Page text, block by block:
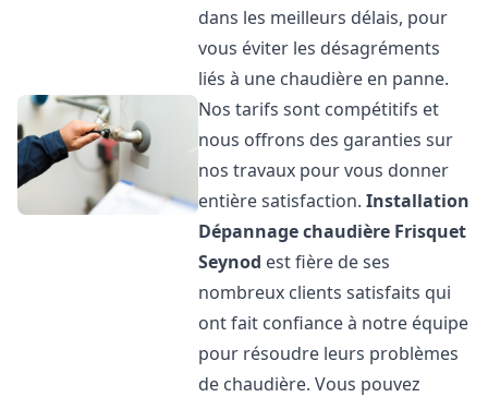
dans les meilleurs délais, pour
vous éviter les désagréments
liés à une chaudière en panne.
Nos tarifs sont compétitifs et
nous offrons des garanties sur
nos travaux pour vous donner
entière satisfaction.Installation
Dépannage chaudière Frisquet
Seynod est fière de ses
nombreux clients satisfaits qui
ont fait confiance à notre équipe
pour résoudre leurs problèmes
de chaudière. Vous pouvez